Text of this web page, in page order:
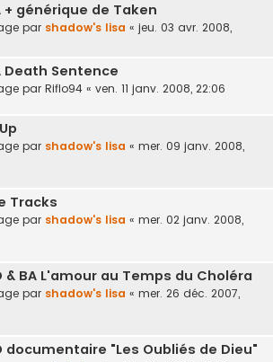
+ générique de Taken
par shadow's lisa « jeu. 03 avr. 2008,
Death Sentence
par Riflo94 « ven. 11 janv. 2008, 22:06
par shadow's lisa « mer. 09 janv. 2008,
Tracks
par shadow's lisa « mer. 02 janv. 2008,
& BA L'amour au Temps du Choléra
par shadow's lisa « mer. 26 déc. 2007,
documentaire "Les Oubliés de Dieu"